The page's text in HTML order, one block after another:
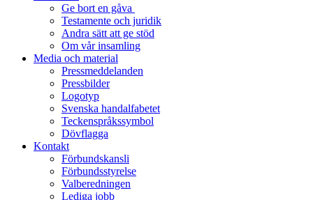
Ge bort en gåva
Testamente och juridik
Andra sätt att ge stöd
Om vår insamling
Media och material
Pressmeddelanden
Pressbilder
Logotyp
Svenska handalfabetet
Teckenspråkssymbol
Dövflagga
Kontakt
Förbundskansli
Förbundsstyrelse
Valberedningen
Lediga jobb